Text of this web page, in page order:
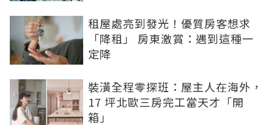
租屋處亮到發光！優質房客想求
「降租」 房東激賞：遇到這種一
定降
裝潢全程零探班：屋主人在海外，
17 坪北歐三房完工當天才「開
箱」